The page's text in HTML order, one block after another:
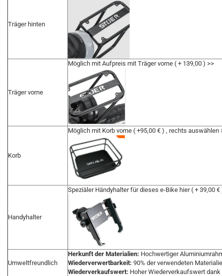
Träger hinten
Träger vorne
Möglich mit Aufpreis mit Träger vorne ( + 139,00 ) >>
Korb
Möglich mit Korb vorne ( +95,00 € ) , rechts auswählen
Handyhalter
Speziäler Händyhalter für dieses e-Bike hier ( + 39,00
Umweltfreundlich
Herkunft der Materialien: Hochwertiger
Wiederverwertbarkeit: 90% der verwendeten
Wiederverkaufswert: Hoher Wiederverkaufswert